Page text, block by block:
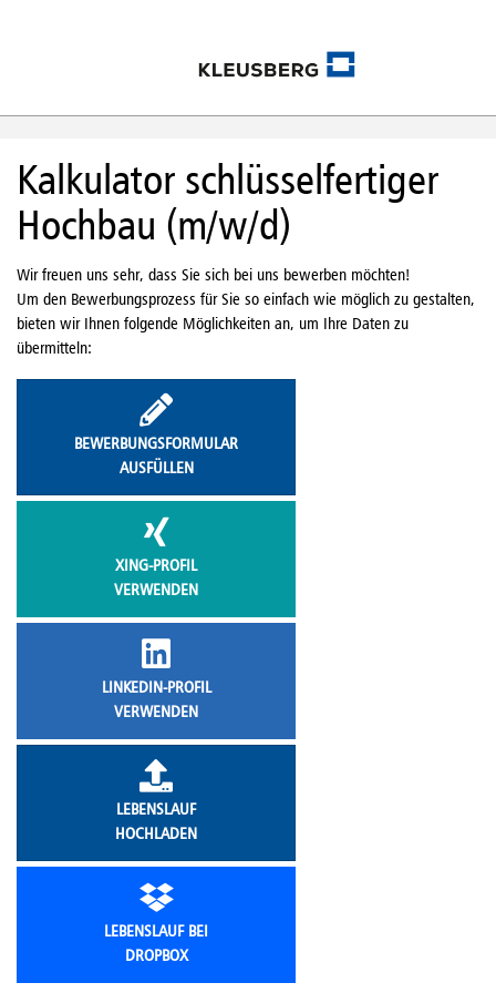
Kalkulator schlüsselfertiger
Hochbau (m/w/d)
Wir freuen uns sehr, dass Sie sich bei uns bewerben möchten!
Um den Bewerbungsprozess für Sie so einfach wie möglich zu gestalten,
bieten wir Ihnen folgende Möglichkeiten an, um Ihre Daten zu
übermitteln:
BEWERBUNGSFORMULAR
AUSFÜLLEN
XING-PROFIL
VERWENDEN
LINKEDIN-PROFIL
VERWENDEN
LEBENSLAUF
HOCHLADEN
LEBENSLAUF BEI
DROPBOX